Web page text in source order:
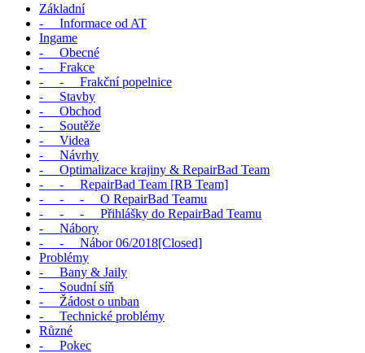
Základní
- Informace od AT
Ingame
- Obecné
- Frakce
- - Frakční popelnice
- Stavby
- Obchod
- Soutěže
- Videa
- Návrhy
- Optimalizace krajiny & RepairBad Team
- - RepairBad Team [RB Team]
- - - O RepairBad Teamu
- - - Přihlášky do RepairBad Teamu
- Nábory
- - Nábor 06/2018[Closed]
Problémy
- Bany & Jaily
- Soudní síň
- Žádost o unban
- Technické problémy
Různé
- Pokec